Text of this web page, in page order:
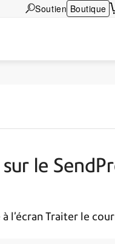
Soutien Boutique
le
l’écran Traiter le